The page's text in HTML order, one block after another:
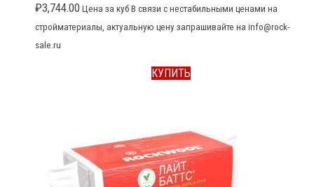
₽3,744.00 Цена за куб В связи с нестабильными ценами на
стройматериалы, актуальную цену запрашивайте на info@rock-
sale.ru
КУПИТЬ